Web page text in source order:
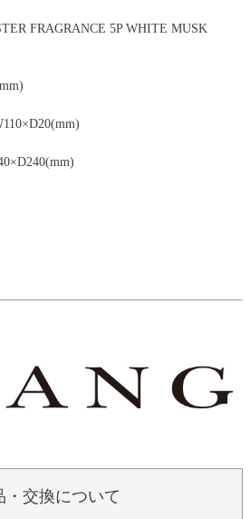
FRAGRANCE 5P WHITE MUSK
・交換について